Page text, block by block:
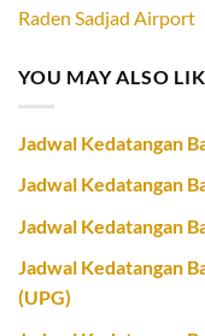
Raden Sadjad Airport
YOU MAY ALSO
Jadwal Kedatangan
Jadwal Kedatangan
Jadwal Kedatangan
Jadwal Kedatangan
(UPG)